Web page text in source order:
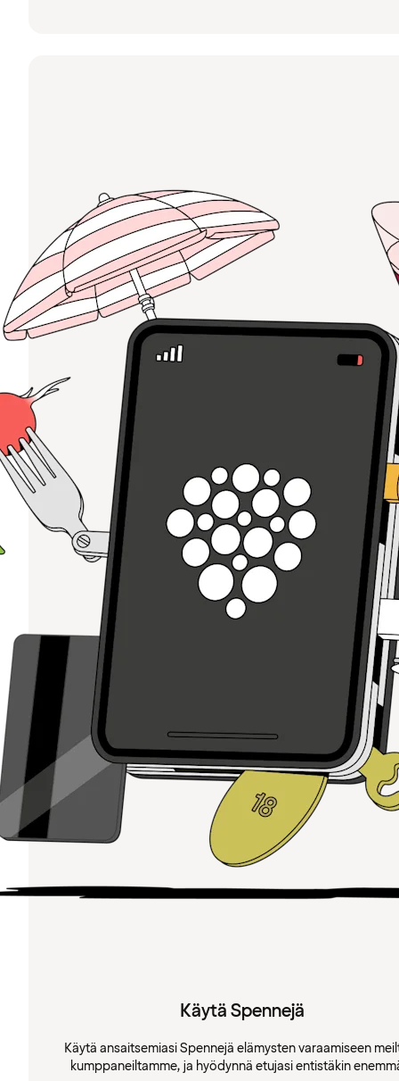
Käytä Spennejä
Käytä ansaitsemiasi Spennejä elämysten varaamiseen
kumppaneiltamme, ja hyödynnä etujasi entistäkin